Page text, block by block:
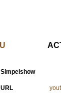
Simpelshow
URL